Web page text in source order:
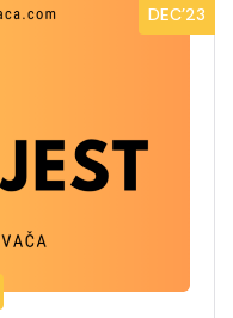
DEC’23